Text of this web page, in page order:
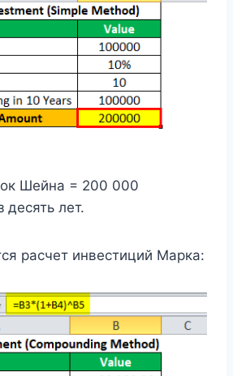
Шейна = 200 000
десять лет.
расчет инвестиций Марка: